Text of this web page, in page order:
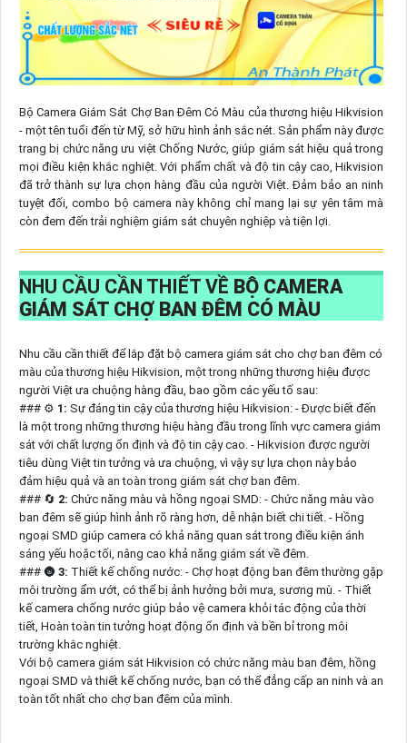
Bộ Camera Giám Sát Chợ Ban Đêm Có Màu của thương hiệu Hikvision
- một tên tuổi đến từ Mỹ, sở hữu hình ảnh sắc nét. Sản phẩm này được
trang bị chức năng ưu việt Chống Nước, giúp giám sát hiệu quả trong
mọi điều kiện khắc nghiệt. Với phẩm chất và độ tin cậy cao, Hikvision
đã trở thành sự lựa chọn hàng đầu của người Việt. Đảm bảo an ninh
tuyệt đối, combo bộ camera này không chỉ mang lại sự yên tâm mà
còn đem đến trải nghiệm giám sát chuyên nghiệp và tiện lợi.
NHU CẦU CẦN THIẾT VỀ BỘ CAMERA
GIÁM SÁT CHỢ BAN ĐÊM CÓ MÀU
Nhu cầu cần thiết để lắp đặt bộ camera giám sát cho chợ ban đêm có
màu của thương hiệu Hikvision, một trong những thương hiệu được
người Việt ưa chuộng hàng đầu, bao gồm các yếu tố sau:
### ⚙ 1: Sự đáng tin cậy của thương hiệu Hikvision: - Được biết đến
là một trong những thương hiệu hàng đầu trong lĩnh vực camera giám
sát với chất lượng ổn định và độ tin cậy cao. - Hikvision được người
tiêu dùng Việt tin tưởng và ưa chuộng, vì vậy sự lựa chọn này bảo
đảm hiệu quả và an toàn trong giám sát chợ ban đêm.
### 🔄 2: Chức năng màu và hồng ngoại SMD: - Chức năng màu vào
ban đêm sẽ giúp hình ảnh rõ ràng hơn, dễ nhận biết chi tiết. - Hồng
ngoại SMD giúp camera có khả năng quan sát trong điều kiện ánh
sáng yếu hoặc tối, nâng cao khả năng giám sát về đêm.
### 🌚 3: Thiết kế chống nước: - Chợ hoạt động ban đêm thường gặp
môi trường ẩm ướt, có thể bị ảnh hưởng bởi mưa, sương mù. - Thiết
kế camera chống nước giúp bảo vệ camera khỏi tác động của thời
tiết, Hoàn toàn tin tưởng hoạt động ổn định và bền bỉ trong môi
trường khắc nghiệt.
Với bộ camera giám sát Hikvision có chức năng màu ban đêm, hồng
ngoại SMD và thiết kế chống nước, bạn có thể đẳng cấp an ninh và an
toàn tốt nhất cho chợ ban đêm của mình.